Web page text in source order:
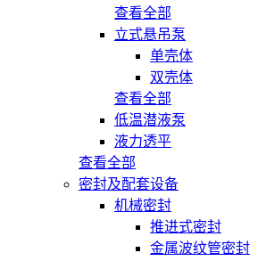
查看全部
立式悬吊泵
单壳体
双壳体
查看全部
低温潜液泵
液力透平
查看全部
密封及配套设备
机械密封
推进式密封
金属波纹管密封